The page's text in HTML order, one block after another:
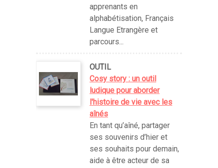
apprenants en
alphabétisation, Français
Langue Etrangère et
parcours...
OUTIL
Cosy story : un outil
ludique pour aborder
l'histoire de vie avec les
aînés
En tant qu’aîné, partager
ses souvenirs d’hier et
ses souhaits pour demain,
aide à être acteur de sa